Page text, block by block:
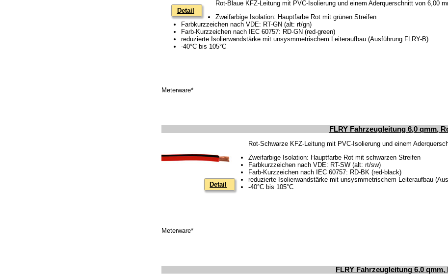
Detail
Rot-Blaue KFZ-Leitung mit PVC-Isolierung und einem Aderquerschnitt von 6,00
Zweifarbige Isolation: Hauptfarbe Rot mit grünen Streifen
Farbkurzzeichen nach VDE: RT-GN (alt: rt/gn)
Farb-Kurzzeichen nach IEC 60757: RD-GN (red-green)
reduzierte Isolierwandstärke mit unsysmmetrischem Leiteraufbau (Ausführung FLRY-B)
-40°C bis 105°C
Meterware*
FLRY Fahrzeugleitung 6,0 qmm,
Detail
Rot-Schwarze KFZ-Leitung mit PVC-Isolierung und einem
Zweifarbige Isolation: Hauptfarbe Rot mit schwarzen Streifen
Farbkurzzeichen nach VDE: RT-SW (alt: rt/sw)
Farb-Kurzzeichen nach IEC 60757: RD-BK (red-black)
reduzierte Isolierwandstärke mit unsysmmetrischem Leiteraufbau
-40°C bis 105°C
Meterware*
FLRY Fahrzeugleitung 6,0 qmm,